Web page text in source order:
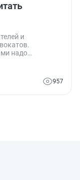
и
надо
957